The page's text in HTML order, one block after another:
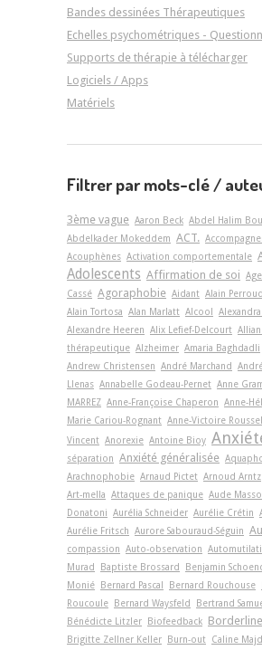
Bandes dessinées Thérapeutiques
Echelles psychométriques -
Supports de thérapie à télécharger
Logiciels / Apps
Matériels
Filtrer par mots-clé /
3ème vague Aaron Beck Abdel Halim
Abdelkader Mokeddem ACT.
Acouphènes Activation comportementale
Adolescents Affirmation de soi
Cassé Agoraphobie Aidant Alain Perroud
Alain Tortosa Alan Marlatt Alcool
Alexandre Heeren Alix Lefief-Delcourt
thérapeutique Alzheimer Amaria Baghdadli
Andrew Christensen André Marchand
Llenas Annabelle Godeau-Pernet Anne
MARREZ Anne-Françoise Chaperon Anne-
Marie Cariou-Rognant Anne-Victoire
Vincent Anorexie Antoine Bioy
séparation Anxiété généralisée
Arachnophobie Arnaud Pictet Arnoud Arntz
Art-­mella Attaques de panique Aude
Donatoni Aurélia Schneider Aurélie Crétin
Aurélie Fritsch Aurore Sabouraud-Séguin
compassion Auto-observation
Murad
Baptiste Brossard Benjamin
Monié Bernard Pascal Bernard Rouchouse
Roucoule Bernard Waysfeld
Bertrand
Bénédicte Litzler Biofeedback Borderline
Brigitte Zellner Keller Burn-out Caline